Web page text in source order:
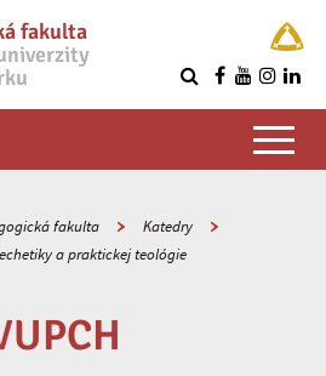
fakulta
fakulta
Katedry
a praktickej teológie